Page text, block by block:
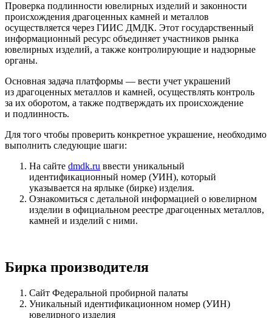
Проверка подлинности ювелирных изделий и законности
происхождения драгоценных камней и металлов
осуществляется через ГИИС ДМДК. Этот государственный
информационный ресурс объединяет участников рынка
ювелирных изделий, а также контролирующие и надзорные
органы.
Основная задача платформы — вести учет украшений
из драгоценных металлов и камней, осуществлять контроль
за их оборотом, а также подтверждать их происхождение
и подлинность.
Для того чтобы проверить конкретное украшение, необходимо
выполнить следующие шаги:
На сайте dmdk.ru ввести уникальный
идентификационный номер (УИН), который
указывается на ярлыке (бирке) изделия.
Ознакомиться с детальной информацией о ювелирном
изделии в официальном реестре драгоценных металлов,
камней и изделий с ними.
Бирка производителя
Сайт Федеральной пробирной палаты
Уникальный идентификационном номер (УИН)
ювелирного изделия